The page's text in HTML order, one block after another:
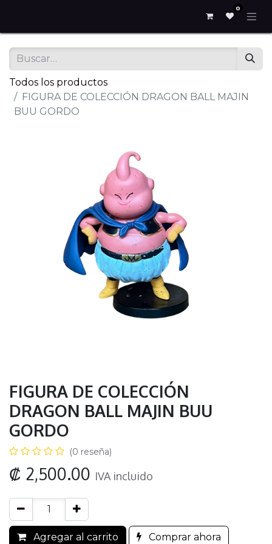
0
Todos los productos
FIGURA DE COLECCIÓN DRAGON BALL MAJIN
BUU GORDO
FIGURA DE COLECCIÓN
DRAGON BALL MAJIN BUU
GORDO
(0 reseña)
₡ 2,500.00 IVA incluido
Agregar al carrito Comprar ahora